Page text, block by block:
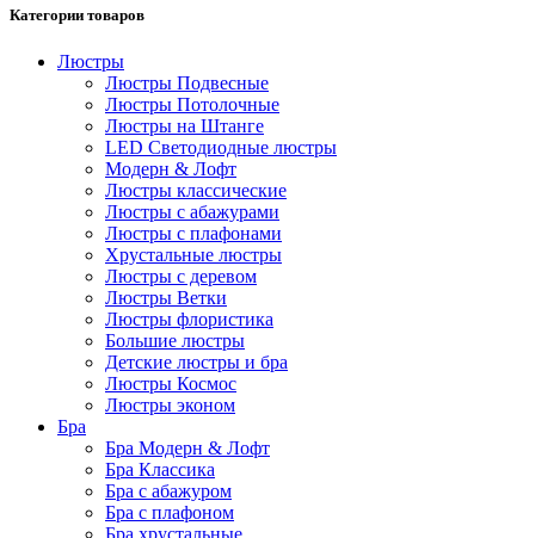
Категории товаров
Люстры
Люстры Подвесные
Люстры Потолочные
Люстры на Штанге
LED Светодиодные люстры
Модерн & Лофт
Люстры классические
Люстры с абажурами
Люстры с плафонами
Хрустальные люстры
Люстры с деревом
Люстры Ветки
Люстры флористика
Большие люстры
Детские люстры и бра
Люстры Космос
Люстры эконом
Бра
Бра Модерн & Лофт
Бра Классика
Бра с абажуром
Бра с плафоном
Бра хрустальные